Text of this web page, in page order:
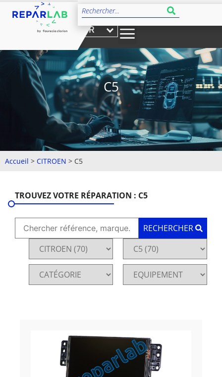
FR
C5
Accueil > CITROEN > C5
TROUVEZ VOTRE RÉPARATION : C5
RECHERCHER